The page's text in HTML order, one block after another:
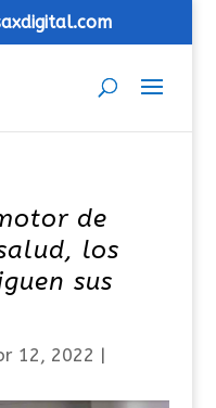
de
los
sus
12, 2022 |